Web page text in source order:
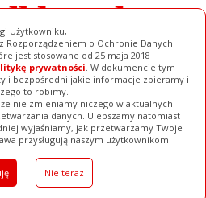
Użytkowniku,
Rozporządzeniem o Ochronie Danych
jest stosowane od 25 maja 2018
prywatności. W dokumencie tym
i bezpośredni jakie informacje zbieramy i
to robimy.
nie zmieniamy niczego w aktualnych
danych. Ulepszamy natomiast
wyjaśniamy, jak przetwarzamy Twoje
przysługują naszym użytkownikom.
Nie teraz
]
Galerie Baza Firm Pełna Wersja